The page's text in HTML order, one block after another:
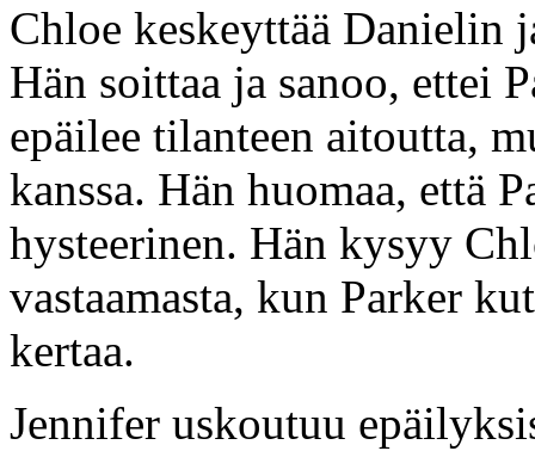
Chloe keskeyttää Danielin
Hän soittaa ja sanoo, ettei
epäilee tilanteen aitoutta,
kanssa. Hän huomaa, että
hysteerinen. Hän kysyy
vastaamasta, kun Parker
kertaa.
Jennifer uskoutuu